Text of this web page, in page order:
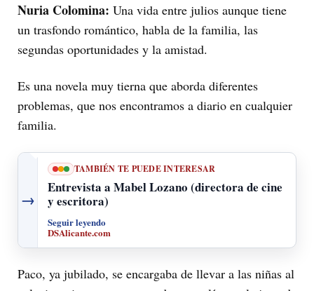
Nuria Colomina: Una vida entre julios aunque tiene
un trasfondo romántico, habla de la familia, las
segundas oportunidades y la amistad.
Es una novela muy tierna que aborda diferentes
problemas, que nos encontramos a diario en cualquier
familia.
→
TAMBIÉN TE PUEDE INTERESAR
Entrevista a Mabel Lozano (directora de cine
y escritora)
Seguir leyendo
DSAlicante.com
Paco, ya jubilado, se encargaba de llevar a las niñas al